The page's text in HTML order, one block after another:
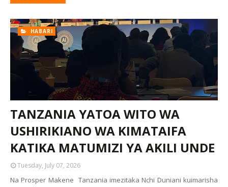
HABARI
TANZANIA YATOA WITO WA
USHIRIKIANO WA KIMATAIFA
KATIKA MATUMIZI YA AKILI UNDE
Tuesday, July 07, 2026
Na Prosper Makene Tanzania imezitaka Nchi Duniani kuimarisha